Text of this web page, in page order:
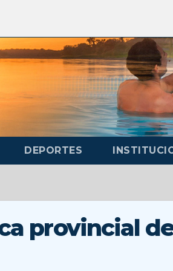
DEPORTES
provincial